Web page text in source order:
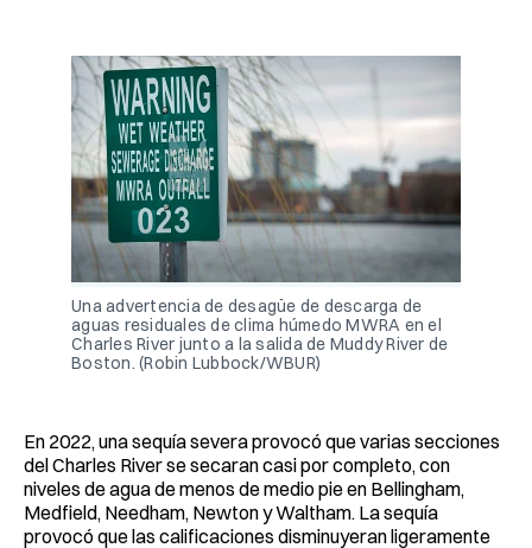
Una advertencia de desagüe de descarga de
aguas residuales de clima húmedo MWRA en el
Charles River junto a la salida de Muddy River de
Boston. (Robin Lubbock/WBUR)
En 2022, una sequía severa provocó que varias secciones
del Charles River se secaran casi por completo, con
niveles de agua de menos de medio pie en Bellingham,
Medfield, Needham, Newton y Waltham. La sequía
provocó que las calificaciones disminuyeran ligeramente